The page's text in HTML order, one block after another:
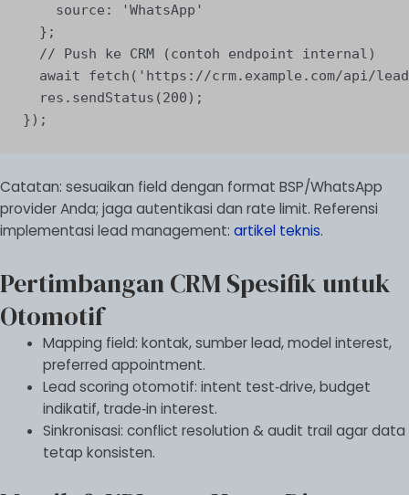
    source: 'WhatsApp'
  };
  // Push ke CRM (contoh endpoint internal)
await fetch('https://crm.example.com/api/
  res.sendStatus(200);
});
Catatan: sesuaikan field dengan format BSP/WhatsApp
provider Anda; jaga autentikasi dan rate limit. Referensi
implementasi lead management: artikel teknis.
Pertimbangan CRM Spesifik untuk
Otomotif
Mapping field: kontak, sumber lead, model interest,
preferred appointment.
Lead scoring otomotif: intent test‑drive, budget
indikatif, trade‑in interest.
Sinkronisasi: conflict resolution & audit trail agar data
tetap konsisten.